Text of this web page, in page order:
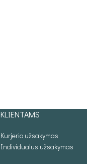
KLIENTAMS
Kurjerio užsakymas
Individualus užsakymas